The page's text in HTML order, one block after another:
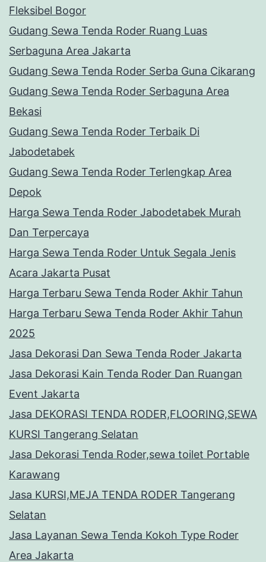
Fleksibel Bogor
Gudang Sewa Tenda Roder Ruang Luas
Serbaguna Area Jakarta
Gudang Sewa Tenda Roder Serba Guna Cikarang
Gudang Sewa Tenda Roder Serbaguna Area
Bekasi
Gudang Sewa Tenda Roder Terbaik Di
Jabodetabek
Gudang Sewa Tenda Roder Terlengkap Area
Depok
Harga Sewa Tenda Roder Jabodetabek Murah
Dan Terpercaya
Harga Sewa Tenda Roder Untuk Segala Jenis
Acara Jakarta Pusat
Harga Terbaru Sewa Tenda Roder Akhir Tahun
Harga Terbaru Sewa Tenda Roder Akhir Tahun
2025
Jasa Dekorasi Dan Sewa Tenda Roder Jakarta
Jasa Dekorasi Kain Tenda Roder Dan Ruangan
Event Jakarta
Jasa DEKORASI TENDA RODER,FLOORING,SEWA
KURSI Tangerang Selatan
Jasa Dekorasi Tenda Roder,sewa toilet Portable
Karawang
Jasa KURSI,MEJA TENDA RODER Tangerang
Selatan
Jasa Layanan Sewa Tenda Kokoh Type Roder
Area Jakarta